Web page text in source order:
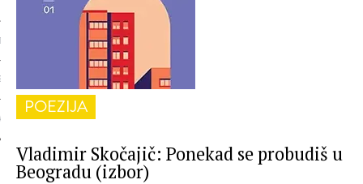
POEZIJA
Vladimir Skočajič: Ponekad se probudiš u
Beogradu (izbor)